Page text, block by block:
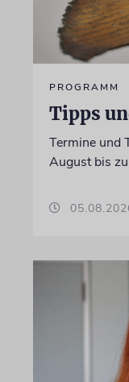
PROGRAMM
Tipps
Termine und
August bis